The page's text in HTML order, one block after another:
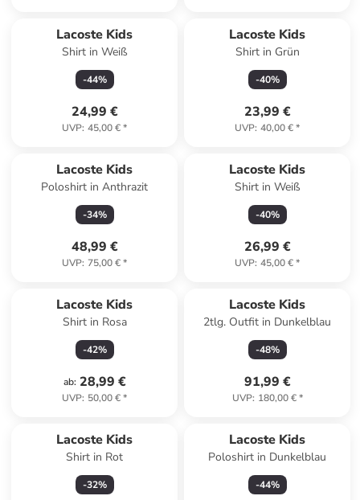
Lacoste Kids
Shirt in Weiß
-44%
24,99 €
UVP: 45,00 €*
Lacoste Kids
Shirt in Grün
-40%
23,99 €
UVP: 40,00 €*
Lacoste Kids
Poloshirt in Anthrazit
-34%
48,99 €
UVP: 75,00 €*
Lacoste Kids
Shirt in Weiß
-40%
26,99 €
UVP: 45,00 €*
Lacoste Kids
Shirt in Rosa
-42%
ab: 28,99 €
UVP: 50,00 €*
Lacoste Kids
2tlg. Outfit in Dunkelblau
-48%
91,99 €
UVP: 180,00 €*
Lacoste Kids
Shirt in Rot
-32%
Lacoste Kids
Poloshirt in Dunkelblau
-44%